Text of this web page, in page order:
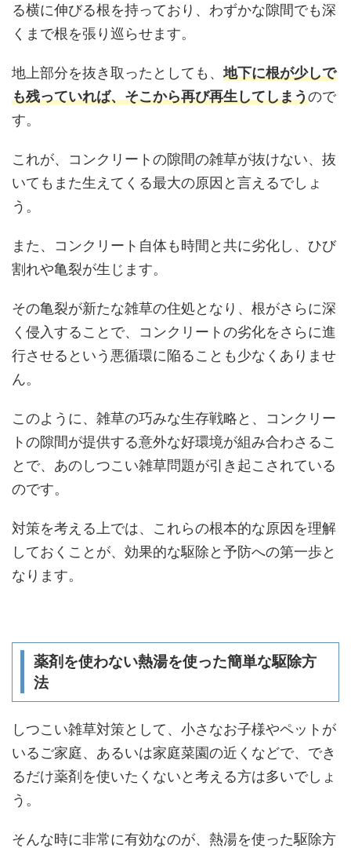
る横に伸びる根を持っており、わずかな隙間でも深
くまで根を張り巡らせます。
地上部分を抜き取ったとしても、地下に根が少しで
も残っていれば、そこから再び再生してしまうので
す。
これが、コンクリートの隙間の雑草が抜けない、抜
いてもまた生えてくる最大の原因と言えるでしょ
う。
また、コンクリート自体も時間と共に劣化し、ひび
割れや亀裂が生じます。
その亀裂が新たな雑草の住処となり、根がさらに深
く侵入することで、コンクリートの劣化をさらに進
行させるという悪循環に陥ることも少なくありませ
ん。
このように、雑草の巧みな生存戦略と、コンクリー
トの隙間が提供する意外な好環境が組み合わさるこ
とで、あのしつこい雑草問題が引き起こされている
のです。
対策を考える上では、これらの根本的な原因を理解
しておくことが、効果的な駆除と予防への第一歩と
なります。
薬剤を使わない熱湯を使った簡単な駆除方
法
しつこい雑草対策として、小さなお子様やペットが
いるご家庭、あるいは家庭菜園の近くなどで、でき
るだけ薬剤を使いたくないと考える方は多いでしょ
う。
そんな時に非常に有効なのが、熱湯を使った駆除方